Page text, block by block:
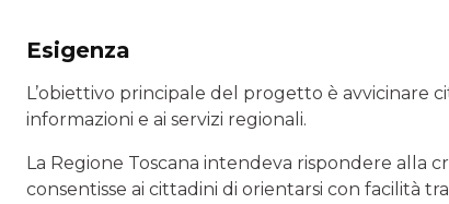
Esigenza
L’obiettivo principale del progetto è avvicinare
informazioni e ai servizi regionali.
La Regione Toscana intendeva rispondere alla
consentisse ai cittadini di orientarsi con facilità